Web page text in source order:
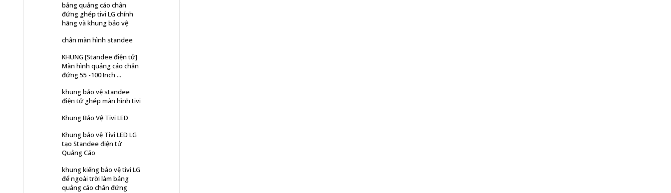
bảng quảng cáo chân
đứng ghép tivi LG chính
hãng và khung bảo vệ
chân màn hình standee
KHUNG [Standee điện tử]
Màn hình quảng cáo chân
đứng 55 -100 Inch ...
khung bảo vệ standee
điện tử ghép màn hình tivi
Khung Bảo Vệ Tivi LED
Khung bảo vệ Tivi LED LG
tạo Standee điện tử
Quảng Cáo
khung kiếng bảo vệ tivi LG
để ngoài trời làm bảng
quảng cáo chân đứng